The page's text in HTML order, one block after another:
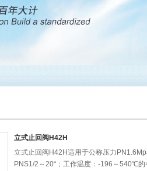
立式止回阀H42H
立式止回阀H42H适用于公称压力
PNS1/2～20“；工作温度：-196～540℃